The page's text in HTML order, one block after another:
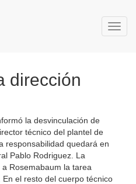
dirección
la desvinculación de
técnico del plantel de
responsabilidad quedará en
Pablo Rodriguez. La
Rosemabaum la tarea
el resto del cuerpo técnico